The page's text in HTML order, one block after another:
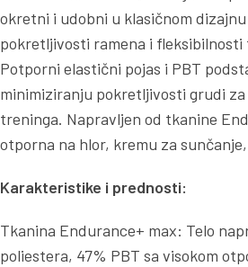
okretni i udobni u klasičnom
pokretljivosti ramena i fleksibilnosti
Potporni elastični pojas i PBT
minimiziranju pokretljivosti grudi
treninga. Napravljen od tkanine
otporna na hlor, kremu za
Karakteristike i prednosti:
Tkanina Endurance+ max: Telo
poliestera, 47% PBT sa visokom